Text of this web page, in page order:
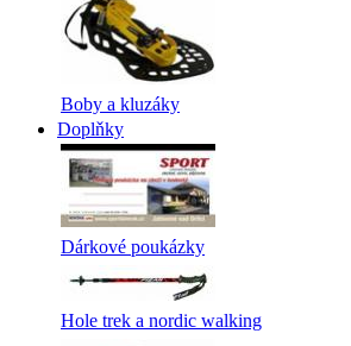
Boby a kluzáky
Doplňky
Dárkové poukázky
Hole trek a nordic walking